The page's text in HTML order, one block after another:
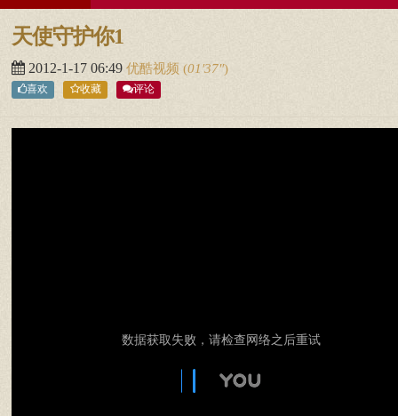
天使守护你1
2012-1-17 06:49 优酷视频 (01′37″)
喜欢 收藏 评论
数据获取失败，请检查网络之后重试